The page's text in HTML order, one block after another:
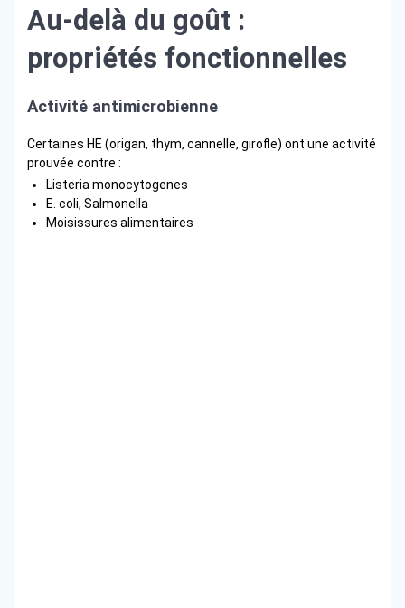
Au-delà du goût :
propriétés fonctionnelles
Activité antimicrobienne
Certaines HE (origan, thym, cannelle, girofle) ont une activité
prouvée contre :
Listeria monocytogenes
E. coli, Salmonella
Moisissures alimentaires